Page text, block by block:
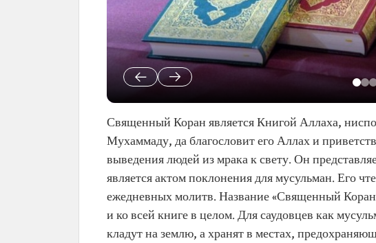
Священный Коран является Книгой Аллаха,
Мухаммаду, да благословит его Аллах и
выведения людей из мрака к свету. Он
является актом поклонения для мусульман. Его
ежедневных молитв. Название «Священный
и ко всей книге в целом. Для саудовцев как
кладут на землю, а хранят в местах,